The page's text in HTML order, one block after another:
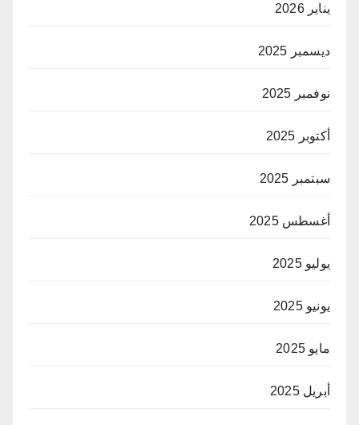
يناير 2026
ديسمبر 2025
نوفمبر 2025
أكتوبر 2025
سبتمبر 2025
أغسطس 2025
يوليو 2025
يونيو 2025
مايو 2025
أبريل 2025